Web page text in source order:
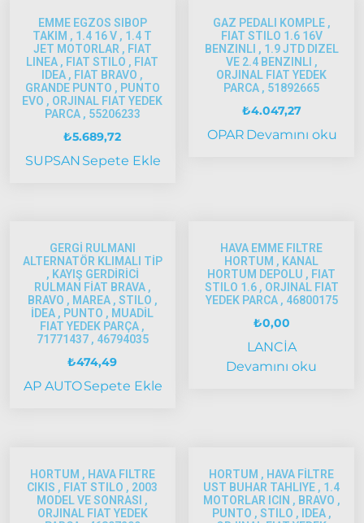
Modeller
Doblo
2015 –
2022
Modeller
Doblo
2022
Model
Kartal
Fiat
Ducato
Ducato
1997-
2001
Modeller
Modeller
Ducato
EMME EGZOS SIBOP
TAKIM , 1.4 16 V , 1.4 T
JET MOTORLAR , FIAT
LINEA , FIAT STILO , FIAT
IDEA , FIAT BRAVO ,
GRANDE PUNTO , PUNTO
EVO , ORJINAL FIAT YEDEK
PARCA , 55206233
₺5.689,72
SUPSAN Sepete Ekle
GAZ PEDALI KOMPLE ,
FIAT STILO 1.6 16V
BENZINLI , 1.9 JTD DIZEL
VE 2.4 BENZINLI ,
ORJINAL FIAT YEDEK
PARCA , 51892665
₺4.047,27
OPAR Devamını oku
GERGİ RULMANI
ALTERNATÖR KLIMALI TİP
, KAYIŞ GERDİRİCİ
RULMAN FİAT BRAVA ,
BRAVO , MAREA , STILO ,
İDEA , PUNTO , MUADİL
FIAT YEDEK PARÇA ,
71771437 , 46794035
₺474,49
AP AUTOSepete Ekle
HAVA EMME FILTRE
HORTUM , KANAL
HORTUM DEPOLU , FIAT
STILO 1.6 , ORJINAL FIAT
YEDEK PARCA , 46800175
₺0,00
LANCİA
Devamını oku
HORTUM , HAVA FILTRE
CIKIS , FIAT STILO , 2003
MODEL VE SONRASI ,
ORJINAL FIAT YEDEK
HORTUM , HAVA FİLTRE
UST BUHAR TAHLIYE , 1.4
MOTORLAR ICIN , BRAVO ,
PUNTO , STILO , IDEA ,